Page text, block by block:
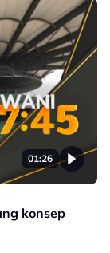
01:26
konsep